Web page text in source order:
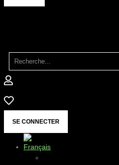
SE CONNECTER